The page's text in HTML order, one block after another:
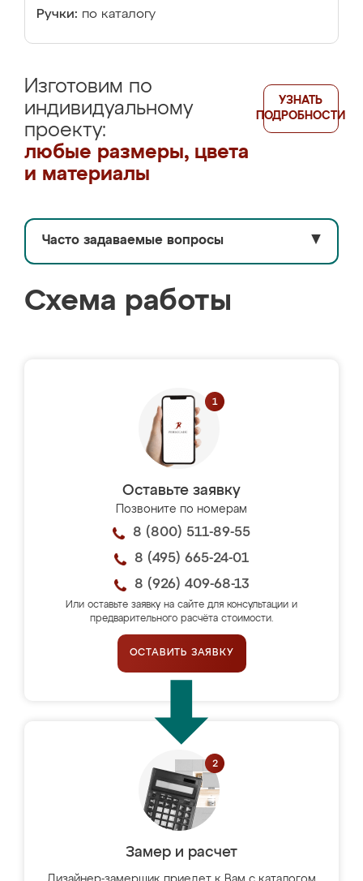
Ручки: по каталогу
Изготовим по
индивидуальному
проекту:
любые размеры, цвета
и материалы
УЗНАТЬ
ПОДРОБНОСТИ
Часто задаваемые вопросы ▼
Схема работы
Оставьте заявку
Позвоните по номерам
8 (800) 511-89-55
8 (495) 665-24-01
8 (926) 409-68-13
Или оставьте заявку на сайте для консультации и
предварительного расчёта стоимости.
ОСТАВИТЬ ЗАЯВКУ
Замер и расчет